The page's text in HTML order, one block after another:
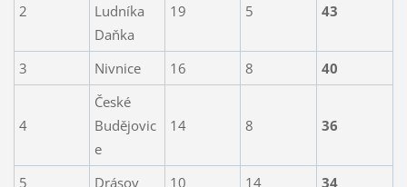
2
Ludníka
Daňka
19 5 43
3 Nivnice 16 8 40
4
České
Budějovic
e
14 8 36
5 Drásov 10 14
34